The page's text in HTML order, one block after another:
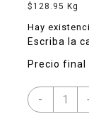
$ 128.95 Kg
Hay
Escriba la
Precio final
-